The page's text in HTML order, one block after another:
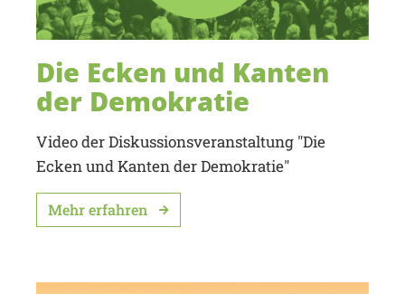
Die Ecken und Kanten
der Demokratie
Video der Diskussionsveranstaltung "Die
Ecken und Kanten der Demokratie"
Mehr erfahren